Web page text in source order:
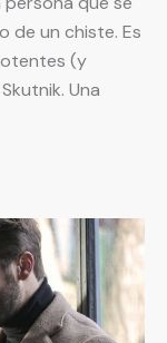
de un chiste. Es
(y
Una